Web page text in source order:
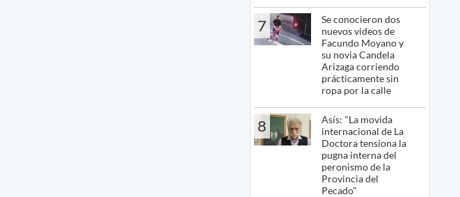
7
Se conocieron dos
nuevos videos de
Facundo Moyano y
su novia Candela
Arizaga corriendo
prácticamente sin
ropa por la calle
8
Asís: "La movida
internacional de La
Doctora tensiona la
pugna interna del
peronismo de la
Provincia del
Pecado"